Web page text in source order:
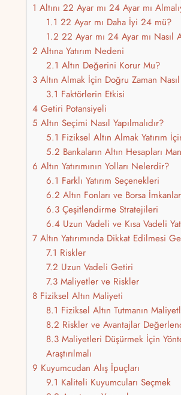
1 Altını 22 Ayar mı 24 Ayar mı
1.1 22 Ayar mı Daha İyi 24 mü?
1.2 22 Ayar mı 24 Ayar mı Nasıl
2 Altına Yatırım Nedeni
2.1 Altın Değerini Korur Mu?
3 Altın Almak İçin Doğru Zaman Nasıl
3.1 Faktörlerin Etkisi
4 Getiri Potansiyeli
5 Altın Seçimi Nasıl Yapılmalıdır?
5.1 Fiziksel Altın Almak Yatırım
5.2 Bankaların Altın Hesapları
6 Altın Yatırımının Yolları Nelerdir?
6.1 Farklı Yatırım Seçenekleri
6.2 Altın Fonları ve Borsa
6.3Çeşitlendirme Stratejileri
6.4Uzun Vadeli ve Kısa Vadeli
7 Altın Yatırımında Dikkat Edilmesi
7.1 Riskler
7.2 Uzun Vadeli Getiri
7.3Maliyetler ve Riskler
8 Fiziksel Altın Maliyeti
8.1 Fiziksel Altın Tutmanın
8.2 Riskler ve Avantajlar
8.3Maliyetleri Düşürmek İçin
Araştırılmalı
9 Kuyumcudan Alış İpuçları
9.1 Kaliteli Kuyumcuları Seçmek